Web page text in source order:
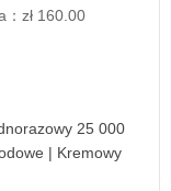
：zł 160.00
25 000
| Kremowy